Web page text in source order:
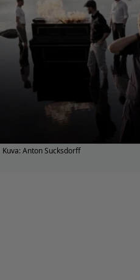
Kuva: Anton Sucksdorff